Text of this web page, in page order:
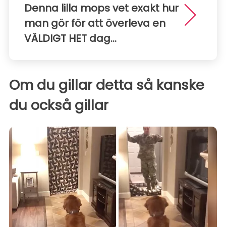
Denna lilla mops vet exakt hur
man gör för att överleva en
VÄLDIGT HET dag...
Om du gillar detta så kanske
du också gillar